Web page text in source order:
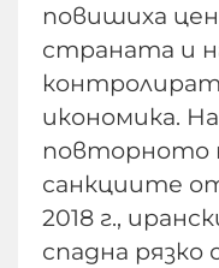
повишиха
страната и
икономика.
повторното
санкциите
2018 г.,
спадна